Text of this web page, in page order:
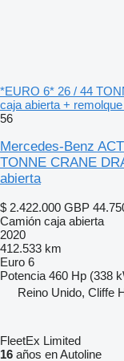
*EURO 6* 26 / 44
caja abierta +
56
Mercedes-Benz
TONNE CRANE
abierta
$ 2.422.000 GBP
Camión caja abierta
2020
412.533 km
Euro 6
Potencia 460 Hp (338
Reino Unido, Cliffe
FleetEx Limited
16 años en Autoline